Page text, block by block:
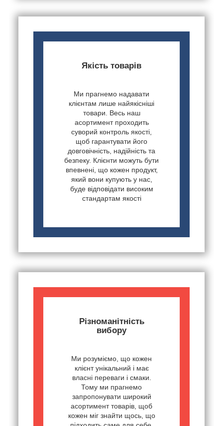
Якість товарів
Ми прагнемо надавати
клієнтам лише найякісніші
товари. Весь наш
асортимент проходить
суворий контроль якості,
щоб гарантувати його
довговічність, надійність та
безпеку. Клієнти можуть бути
впевнені, що кожен продукт,
який вони купують у нас,
буде відповідати високим
стандартам якості
Різноманітність
вибору
Ми розуміємо, що кожен
клієнт унікальний і має
власні переваги і смаки.
Тому ми прагнемо
запропонувати широкий
асортимент товарів, щоб
кожен міг знайти щось, що